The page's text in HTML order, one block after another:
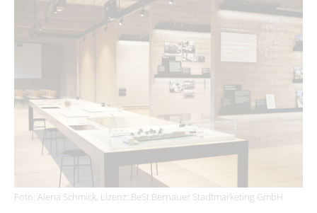
Foto: Alena Schmick, Lizenz: BeSt Bernauer Stadtmarketing GmbH